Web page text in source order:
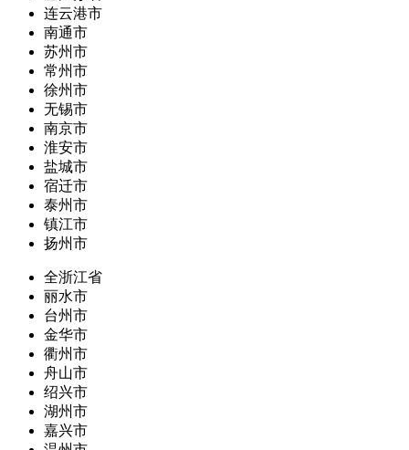
连云港市
南通市
苏州市
常州市
徐州市
无锡市
南京市
淮安市
盐城市
宿迁市
泰州市
镇江市
扬州市
全浙江省
丽水市
台州市
金华市
衢州市
舟山市
绍兴市
湖州市
嘉兴市